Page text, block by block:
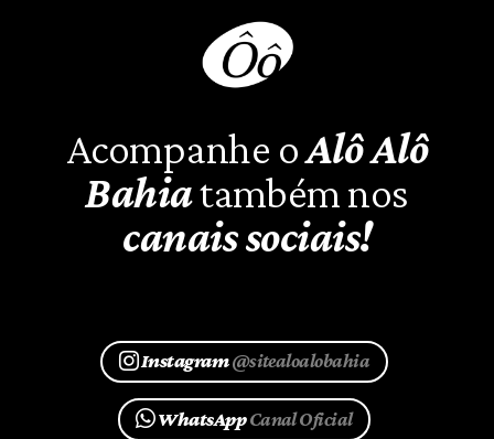
Acompanhe oAlô Alô
Bahiatambém nos
canais sociais!
Instagram@sitealoalobahia
WhatsAppCanal Oficial